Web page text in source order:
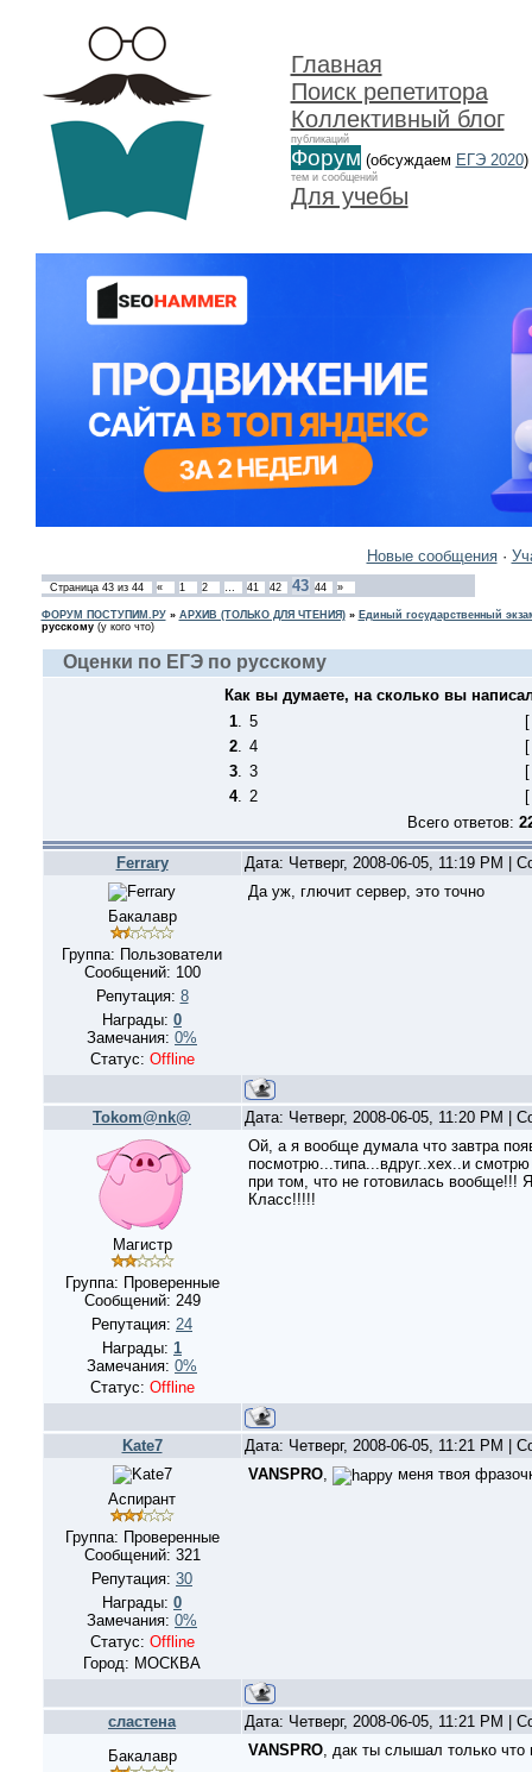
Главная
Поиск репетитора
Коллективный блог
публикаций
Форум (обсуждаем ЕГЭ 2020)
тем и сообщений
Для учебы
Новые сообщения·
Страница 43из 44 « 1 2 … 41 42 43 44 »
ФОРУМ ПОСТУПИМ.РУ» АРХИВ (ТОЛЬКО ДЛЯ ЧТЕНИЯ)» Единый государственный
русскому (у кого что)
Оценки по ЕГЭ по русскому
Как вы думаете, на сколько вы
1. 5
2. 4
3. 3
4. 2
Всего ответов:
Ferrary Дата: Четверг, 2008-06-05, 11:19 PM |
Бакалавр
Группа: Пользователи
Сообщений: 100
Репутация: 8
Награды: 0
Замечания: 0%
Статус: Offline
Да уж, глючит сервер, это точно
Tokom@nk@ Дата: Четверг, 2008-06-05, 11:20 PM |
Магистр
Группа: Проверенные
Сообщений: 249
Репутация: 24
Награды: 1
Замечания: 0%
Статус: Offline
Ой, а я вообще думала что завтра
посмотрю...типа...вдруг..хех..и
при том, что не готовилась вообще!!!
Класс!!!!!
Kate7 Дата: Четверг, 2008-06-05, 11:21 PM |
Аспирант
Группа: Проверенные
Сообщений: 321
Репутация: 30
Награды: 0
Замечания: 0%
Статус: Offline
Город: МОСКВА
VANSPRO, меня твоя
сластена
Дата: Четверг, 2008-06-05, 11:21 PM |
Бакалавр
VANSPRO, дак ты слышал только что